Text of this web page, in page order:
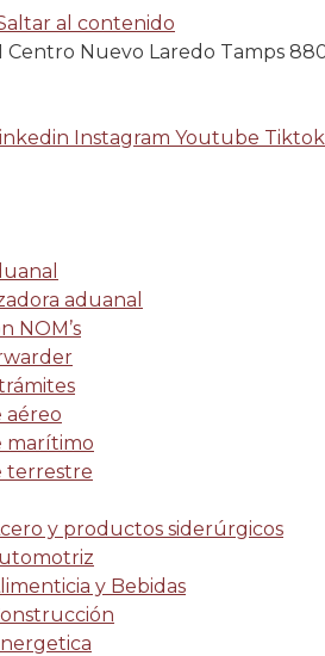
al contenido
Centro Nuevo Laredo Tamps
Instagram Youtube Tiktok
aduanal
NOM’s
aéreo
marítimo
terrestre
y productos siderúrgicos
y Bebidas